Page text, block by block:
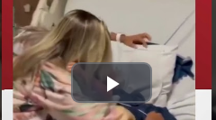
Play